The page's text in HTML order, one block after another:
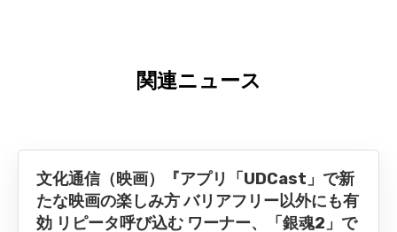
関連ニュース
文化通信（映画）『アプリ「UDCast」で新
たな映画の楽しみ方 バリアフリー以外にも有
効 リピータ呼び込む ワーナー、「銀魂2」で